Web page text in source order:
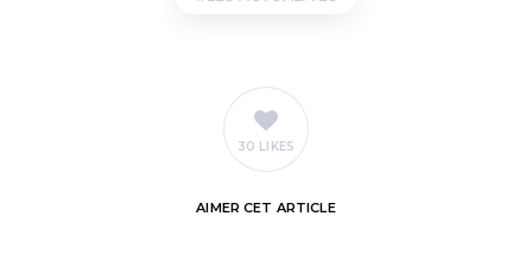
30 LIKES
AIMER CET ARTICLE